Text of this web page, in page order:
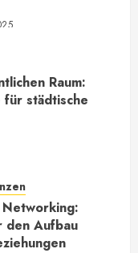
Raum:
für städtische
den Aufbau